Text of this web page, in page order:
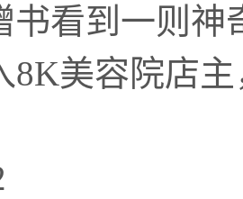
书看到一则神
8K美容院店